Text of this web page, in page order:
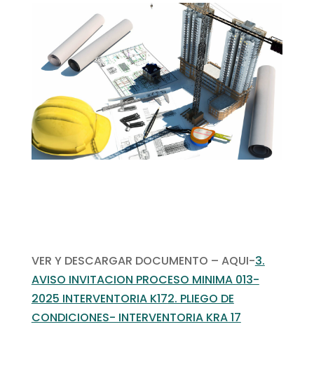
VER Y DESCARGAR DOCUMENTO – AQUI-3.
AVISO INVITACION PROCESO MINIMA 013-
2025 INTERVENTORIA K172. PLIEGO DE
CONDICIONES- INTERVENTORIA KRA 17